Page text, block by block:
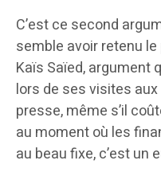
C’est ce second
semble avoir retenu
Kaïs Saïed, argument
lors de ses visites
presse, même s’il
au moment où les
au beau fixe, c’est un